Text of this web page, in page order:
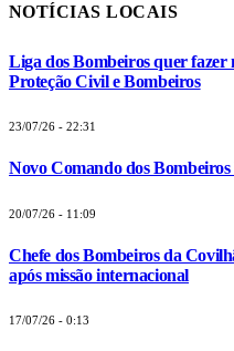
NOTÍCIAS LOCAIS
Liga dos Bombeiros quer fazer
Proteção Civil e Bombeiros
23/07/26 - 22:31
Novo Comando dos
20/07/26 - 11:09
Chefe dos Bombeiros da
após missão internacional
17/07/26 - 0:13